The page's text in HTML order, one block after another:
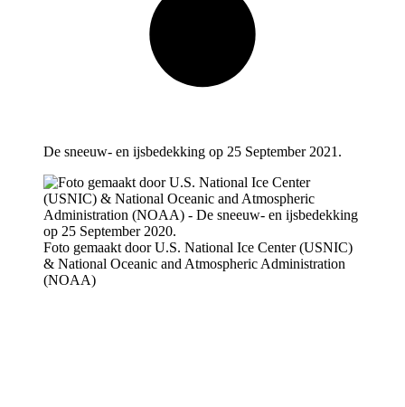
De sneeuw- en ijsbedekking op 25 September 2021.
Foto gemaakt door U.S. National Ice Center (USNIC)
& National Oceanic and Atmospheric Administration
(NOAA)